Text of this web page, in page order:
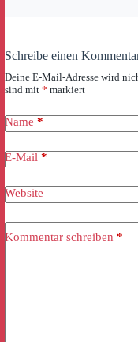
Schreibe einen
Deine E-Mail-Adresse wird
sind mit * markiert
Name *
E-Mail *
Website
Kommentar schreiben *